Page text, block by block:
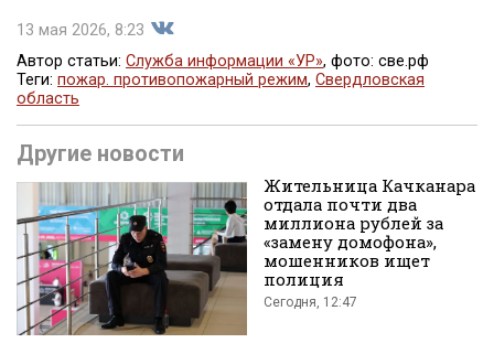
13 мая 2026, 8:23
Автор статьи: Служба информации «УР», фото: све.рф
Теги: пожар. противопожарный режим, Свердловская
область
Другие новости
Жительница Качканара
отдала почти два
миллиона рублей за
«замену домофона»,
мошенников ищет
полиция
Сегодня, 12:47